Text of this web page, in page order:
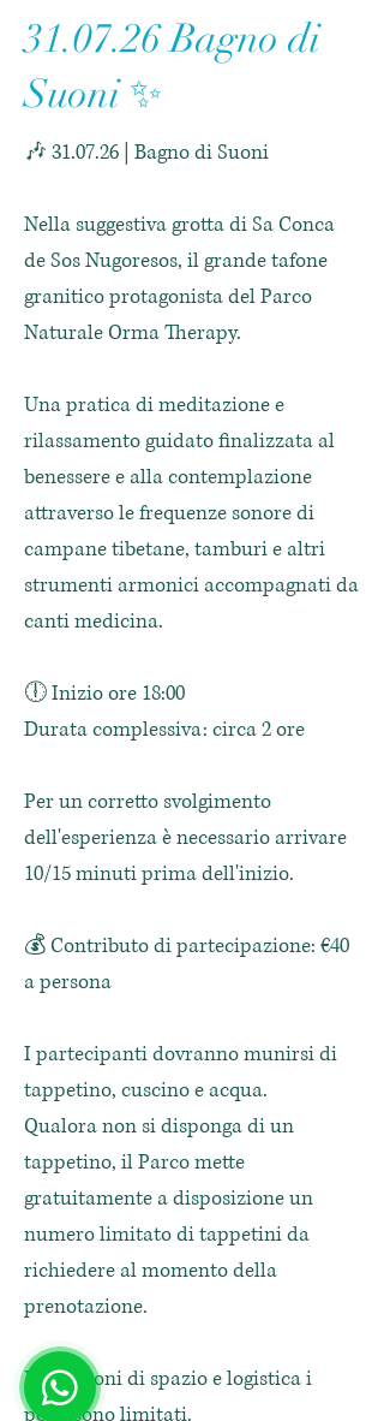
31.07.26 Bagno di
Suoni ✨
🎶 31.07.26 | Bagno di Suoni
Nella suggestiva grotta di Sa Conca
de Sos Nugoresos, il grande tafone
granitico protagonista del Parco
Naturale Orma Therapy.
Una pratica di meditazione e
rilassamento guidato finalizzata al
benessere e alla contemplazione
attraverso le frequenze sonore di
campane tibetane, tamburi e altri
strumenti armonici accompagnati da
canti medicina.
🕕 Inizio ore 18:00
Durata complessiva: circa 2 ore
Per un corretto svolgimento
dell'esperienza è necessario arrivare
10/15 minuti prima dell'inizio.
💰 Contributo di partecipazione: €40
a persona
I partecipanti dovranno munirsi di
tappetino, cuscino e acqua.
Qualora non si disponga di un
tappetino, il Parco mette
gratuitamente a disposizione un
numero limitato di tappetini da
richiedere al momento della
prenotazione.
Per ragioni di spazio e logistica i
posti sono limitati.